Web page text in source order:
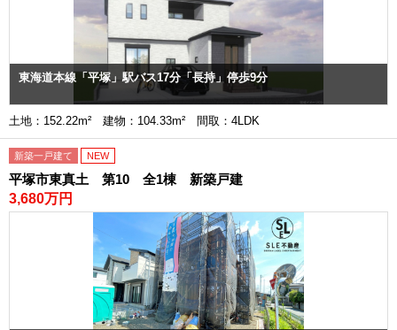
東海道本線「平塚」駅バス17分「長持」停歩9分
土地：152.22m² 建物：104.33m² 間取：4LDK
新築一戸建て NEW
平塚市東真土 第10 全1棟 新築戸建
3,680万円